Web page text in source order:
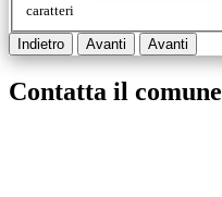
caratteri
Indietro Avanti Avanti
Contatta il comune